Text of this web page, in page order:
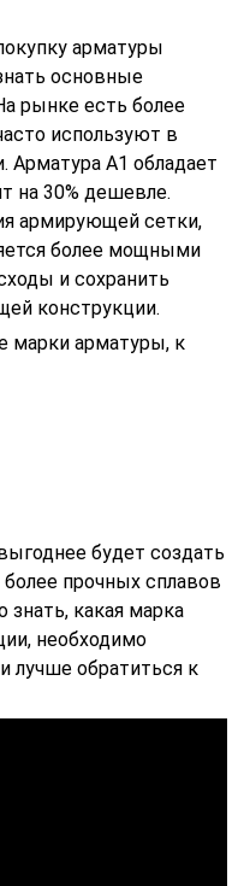
арматуры
основные
рынке есть более
используют в
Арматура А1 обладает
на 30% дешевле.
армирующей сетки,
более мощными
и сохранить
конструкции.
марки арматуры, к
будет создать
прочных сплавов
знать, какая марка
необходимо
лучше обратиться к